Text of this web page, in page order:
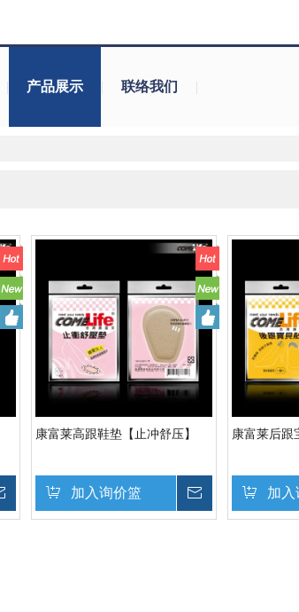
| 产品展示 | 联络我们 |
康富莱高跟鞋垫【止冲舒压】
加入询价篮
康富莱后跟
加入